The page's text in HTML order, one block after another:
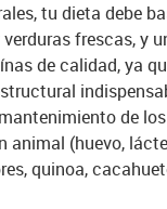
tu dieta debe
frescas, y
de calidad, ya
de
animal (huevo,
quinoa,